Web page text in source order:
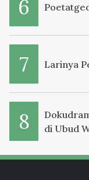
Larinya
di Ubud